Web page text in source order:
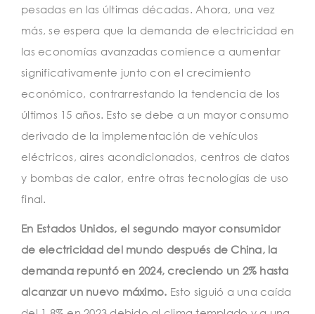
pesadas en las últimas décadas. Ahora, una vez
más, se espera que la demanda de electricidad en
las economías avanzadas comience a aumentar
significativamente junto con el crecimiento
económico, contrarrestando la tendencia de los
últimos 15 años. Esto se debe a un mayor consumo
derivado de la implementación de vehículos
eléctricos, aires acondicionados, centros de datos
y bombas de calor, entre otras tecnologías de uso
final.
En Estados Unidos, el segundo mayor consumidor
de electricidad del mundo después de China, la
demanda repuntó en 2024, creciendo un 2% hasta
alcanzar un nuevo máximo. Esto siguió a una caída